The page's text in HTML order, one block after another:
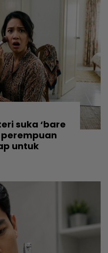
suka ‘bare
untuk